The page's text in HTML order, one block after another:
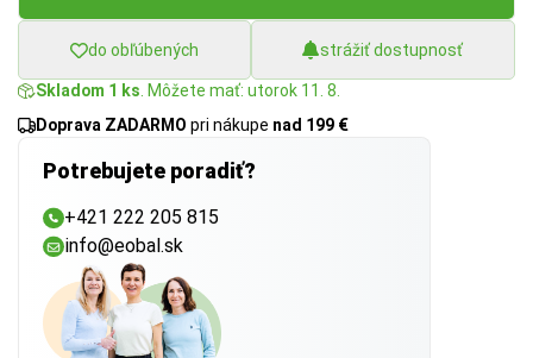
do obľúbených strážiť dostupnosť
Skladom 1 ks . Môžete mať: utorok 11. 8.
Doprava ZADARMO pri nákupe nad 199 €
Potrebujete poradiť?
+421 222 205 815
info@eobal.sk